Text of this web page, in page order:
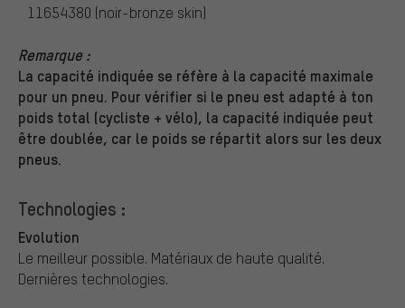
11654380 (noir-bronze skin)
Remarque :
La capacité indiquée se réfère à la capacité maximale
pour un pneu. Pour vérifier si le pneu est adapté à ton
poids total (cycliste + vélo), la capacité indiquée peut
être doublée, car le poids se répartit alors sur les deux
pneus.
Technologies :
Evolution
Le meilleur possible. Matériaux de haute qualité.
Dernières technologies.